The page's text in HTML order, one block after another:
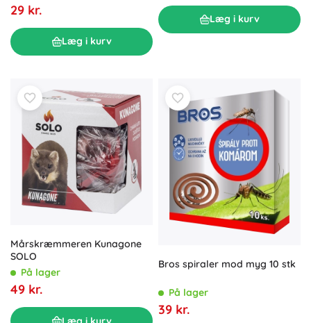
29 kr.
Læg i kurv
Læg i kurv
Mårskræmmeren Kunagone
SOLO
På lager
49 kr.
Bros spiraler mod myg 10 stk
På lager
39 kr.